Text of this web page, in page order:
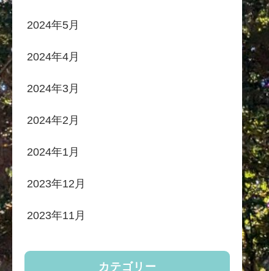
2024年5月
2024年4月
2024年3月
2024年2月
2024年1月
2023年12月
2023年11月
カテゴリー